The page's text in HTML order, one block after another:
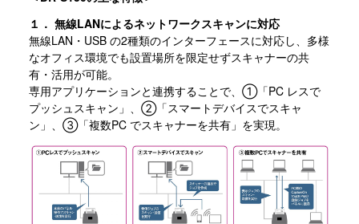
１． 無線LANによるネットワークスキャンに対応
無線LAN・USB の2種類のインターフェースに対応し、多様
なオフィス環境でも設置場所を限定せずスキャナーの共
有・活用が可能。
専用アプリケーションと連携することで、①「PC レスで
プッシュスキャン」、②「スマートデバイスでスキャ
ン」、③「複数PC でスキャナーを共有」を実現。